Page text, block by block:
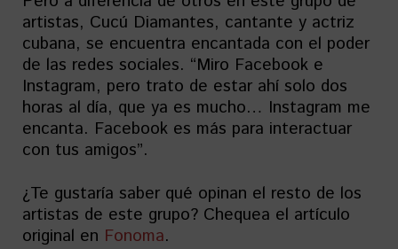
artistas, Cucú Diamantes, cantante y actriz
cubana, se encuentra encantada con el poder
de las redes sociales. “Miro Facebook e
Instagram, pero trato de estar ahí solo dos
horas al día, que ya es mucho… Instagram me
encanta. Facebook es más para interactuar
con tus amigos”.
¿Te gustaría saber qué opinan el resto de los
artistas de este grupo? Chequea el artículo
original en Fonoma.